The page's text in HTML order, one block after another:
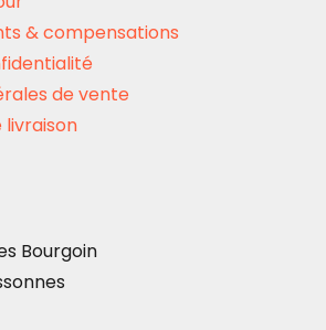
& compensations
de vente
Bourgoin